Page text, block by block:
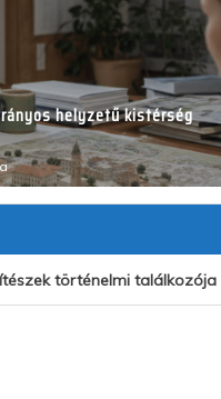
helyzetű kistérség
történelmi találkozója a